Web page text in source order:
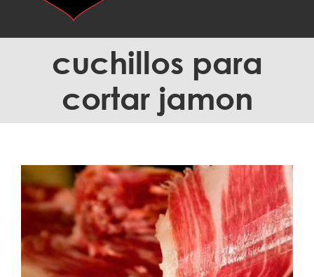
cuchillos para
cortar jamon
Errores al cortar jamón, guía para hacerlo
bien